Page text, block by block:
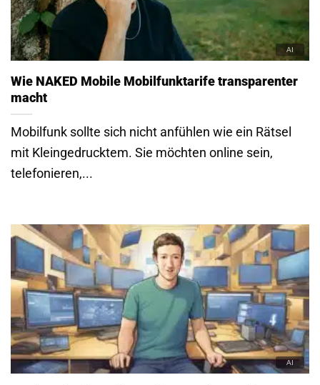
Wie NAKED Mobile Mobilfunktarife transparenter
macht
Mobilfunk sollte sich nicht anfühlen wie ein Rätsel
mit Kleingedrucktem. Sie möchten online sein,
telefonieren,...